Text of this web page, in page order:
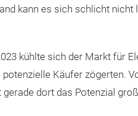
kann es sich schlicht nicht
kühlte sich der Markt für
Käufer zögerten.
dort das Potenzial